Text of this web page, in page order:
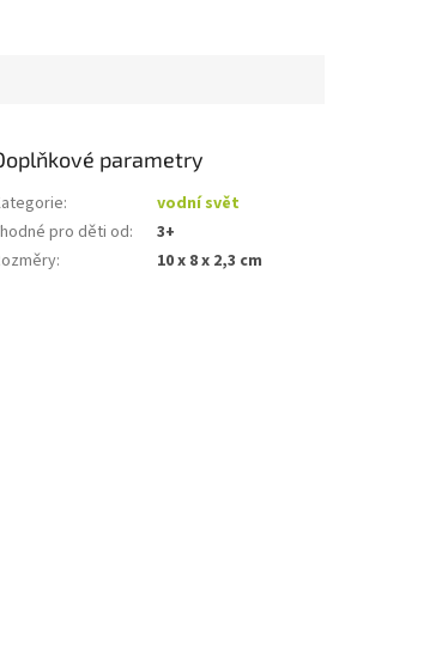
parametry
:
vodní svět
pro děti od:
3+
: 10 x 8 x 2,3 cm